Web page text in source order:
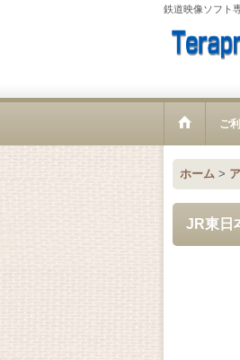
鉄道映像ソフト
ご
ホーム >
JR東日